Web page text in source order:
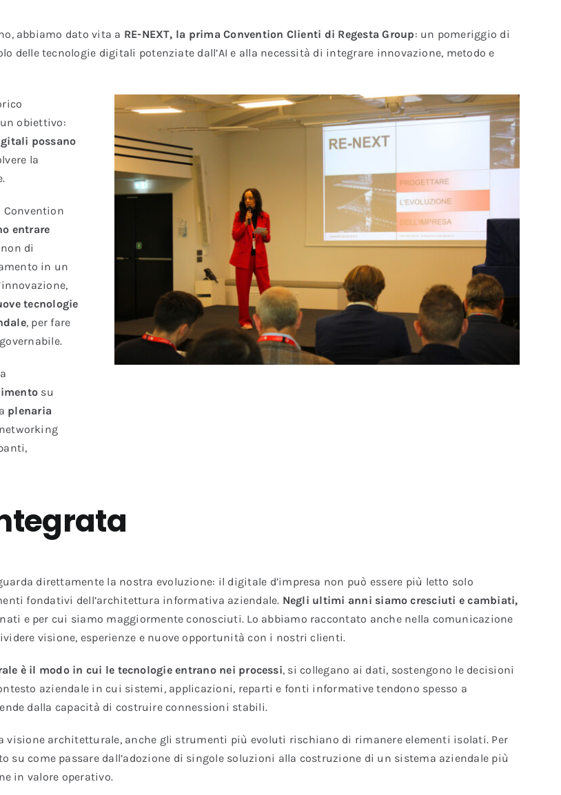
abbiamo dato vita a RE-NEXT, la prima Convention Clienti di Regesta Group: un pomeriggio di
delle tecnologie digitali potenziate dall’AI e alla necessità di integrare innovazione, metodo e
obiettivo:
possano
la
Convention
entrare
di
in un
tecnologie
, per fare
su
plenaria
direttamente la nostra evoluzione: il digitale d’impresa non può essere più letto solo
fondativi dell’architettura informativa aziendale. Negli ultimi anni siamo cresciuti e cambiati,
e per cui siamo maggiormente conosciuti. Lo abbiamo raccontato anche nella comunicazione
visione, esperienze e nuove opportunità con i nostri clienti.
è il modo in cui le tecnologie entrano nei processi, si collegano ai dati, sostengono le decisioni
aziendale in cui sistemi, applicazioni, reparti e fonti informative tendono spesso a
dalla capacità di costruire connessioni stabili.
visione architetturale, anche gli strumenti più evoluti rischiano di rimanere elementi isolati. Per
su come passare dall’adozione di singole soluzioni alla costruzione di un sistema aziendale più
in valore operativo.